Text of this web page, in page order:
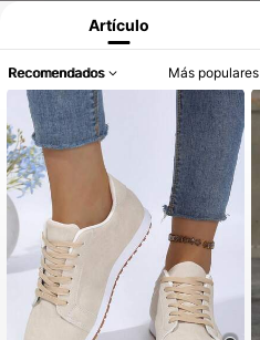
Artículo
Recomendados Más populares